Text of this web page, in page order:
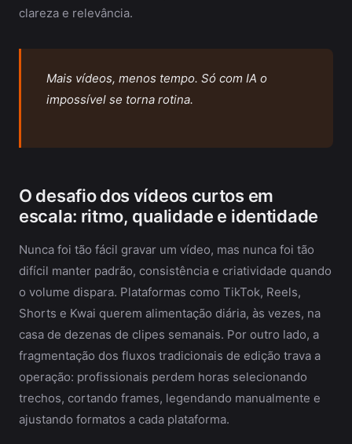
clareza e relevância.
Mais vídeos, menos tempo. Só com IA o
impossível se torna rotina.
O desafio dos vídeos curtos em
escala: ritmo, qualidade e identidade
Nunca foi tão fácil gravar um vídeo, mas nunca foi tão
difícil manter padrão, consistência e criatividade quando
o volume dispara. Plataformas como TikTok, Reels,
Shorts e Kwai querem alimentação diária, às vezes, na
casa de dezenas de clipes semanais. Por outro lado, a
fragmentação dos fluxos tradicionais de edição trava a
operação: profissionais perdem horas selecionando
trechos, cortando frames, legendando manualmente e
ajustando formatos a cada plataforma.